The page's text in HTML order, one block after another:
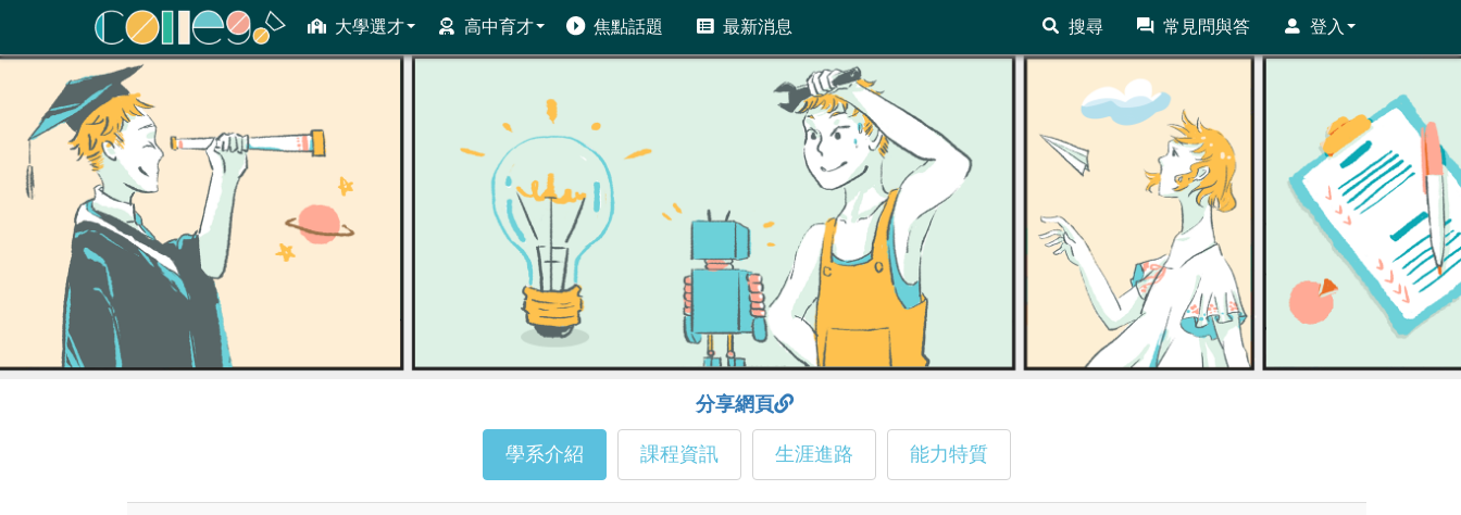
大學選才 高中育才 焦點話題 最新消息 搜尋 常見問與答 登入
ColleGo! 大學選才與高中育才輔助系統
分享網頁
學系介紹 課程資訊 生涯進路 能力特質